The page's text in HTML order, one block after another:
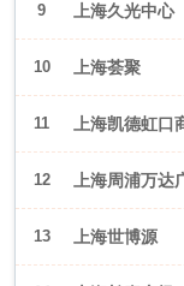
9 上海久光中心
10 上海荟聚
11 上海凯德虹口
12 上海周浦万达
13 上海世博源